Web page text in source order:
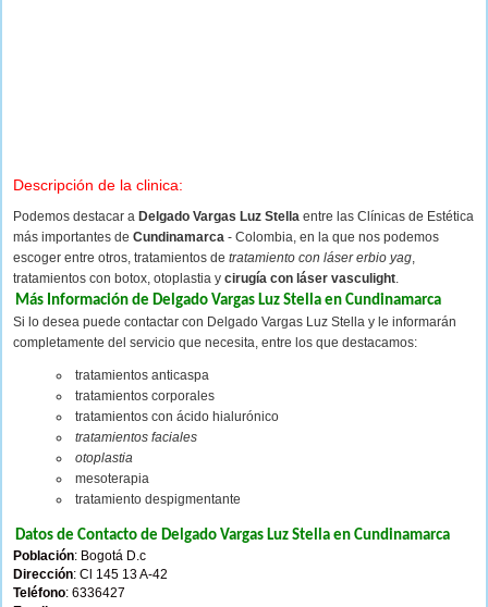
Descripción de la clinica:
Podemos destacar a Delgado Vargas Luz Stella entre las Clínicas de Estética
más importantes de Cundinamarca - Colombia, en la que nos podemos
escoger entre otros, tratamientos de tratamiento con láser erbio yag,
tratamientos con botox, otoplastia y cirugía con láser vasculight.
Más Información de Delgado Vargas Luz Stella en Cundinamarca
Si lo desea puede contactar con Delgado Vargas Luz Stella y le informarán
completamente del servicio que necesita, entre los que destacamos:
tratamientos anticaspa
tratamientos corporales
tratamientos con ácido hialurónico
tratamientos faciales
otoplastia
mesoterapia
tratamiento despigmentante
Datos de Contacto de Delgado Vargas Luz Stella en Cundinamarca
Población: Bogotá D.c
Dirección: Cl 145 13 A-42
Teléfono: 6336427